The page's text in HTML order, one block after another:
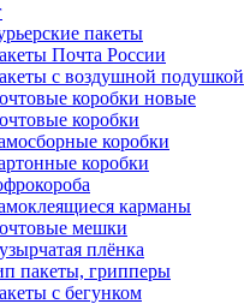
пакеты
Почта России
с воздушной подушкой
коробки новые
коробки
коробки
коробки
карманы
мешки
плёнка
пакеты, грипперы
с бегунком